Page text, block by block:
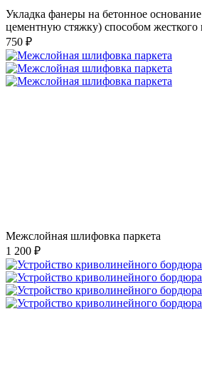
Укладка фанеры на бетонное
цементную стяжку) способом жесткого
750 ₽
Межслойная шлифовка паркета
1 200 ₽